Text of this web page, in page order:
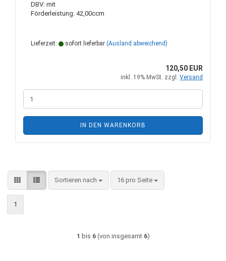
DBV: mit
Förderleistung: 42,00ccm
Lieferzeit: sofort lieferbar (Ausland abweichend)
120,50 EUR
inkl. 19% MwSt. zzgl. Versand
IN DEN WARENKORB
Sortieren nach
Sortieren nach 16 pro Seite
pro Seite
1
1 bis 6(von insgesamt 6)